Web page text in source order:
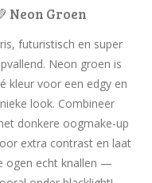
Neon Groen
futuristisch en super
Neon groen is
kleur voor een edgy en
look. Combineer
donkere oogmake-up
extra contrast en laat
ogen echt knallen —